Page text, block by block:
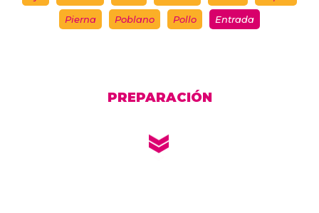
Pierna Poblano Pollo Entrada
PREPARACIÓN